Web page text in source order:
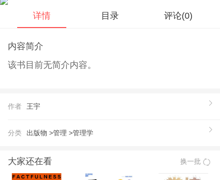
详情 目录 评论(0)
内容简介
该书目前无简介内容。
作者 王宇
分类 出版物 >管理 >管理学
大家还在看 换一批